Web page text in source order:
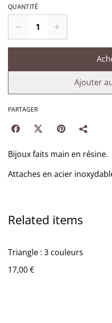
QUANTITÉ
Ajouter
PARTAGER
Bijoux faits main en résine.
Attaches en acier
Related items
Triangle : 3 couleurs
17,00 €